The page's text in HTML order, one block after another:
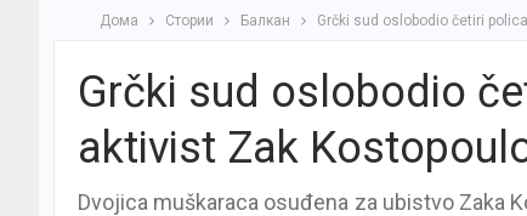
Дома Стории Балкан Grčki sud oslobodio četiri
Grčki sud oslobodio
aktivist Zak
Dvojica muškaraca osuđena za ubistvo Zaka